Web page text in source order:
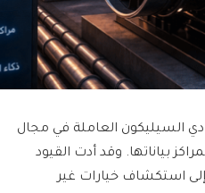
السيليكون العاملة في مجال
بياناتها. وقد أدت القيود
استكشاف خيارات غير